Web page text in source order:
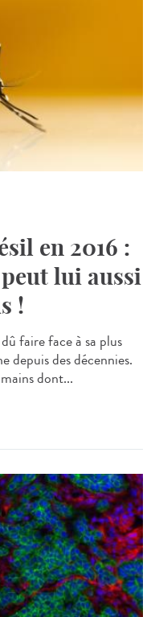
en 2016 :
lui aussi
!
faire face à sa plus
depuis des décennies.
dont...